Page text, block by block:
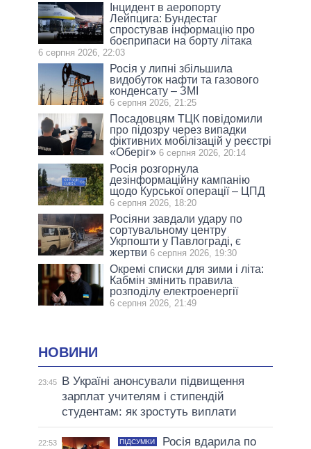
Інцидент в аеропорту
Лейпцига: Бундестаг
спростував інформацію про
боєприпаси на борту літака
6 серпня 2026, 22:03
Росія у липні збільшила
видобуток нафти та газового
конденсату – ЗМІ
6 серпня 2026, 21:25
Посадовцям ТЦК повідомили
про підозру через випадки
фіктивних мобілізацій у реєстрі
«Оберіг» 6 серпня 2026, 20:14
Росія розгорнула
дезінформаційну кампанію
щодо Курської операції – ЦПД
6 серпня 2026, 18:20
Росіяни завдали удару по
сортувальному центру
Укрпошти у Павлограді, є
жертви 6 серпня 2026, 19:30
Окремі списки для зими і літа:
Кабмін змінить правила
розподілу електроенергії
6 серпня 2026, 21:49
НОВИНИ
23:45
В Україні анонсували підвищення
зарплат учителям і стипендій
студентам: як зростуть виплати
22:53 ПІДСУМКИ
Росія вдарила по